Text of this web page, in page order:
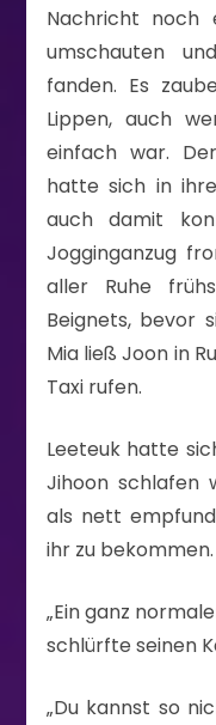
Nachricht noch
umschauten
fanden. Es
Lippen, auch
einfach war.
hatte sich in
auch damit
Jogginganzug
aller Ruhe
Beignets, bevor
Mia ließ Joon in
Taxi rufen.
Leeteuk hatte
Jihoon schlafen
als nett
ihr zu bekommen.
„Ein ganz
schlürfte seinen
„Du kannst so